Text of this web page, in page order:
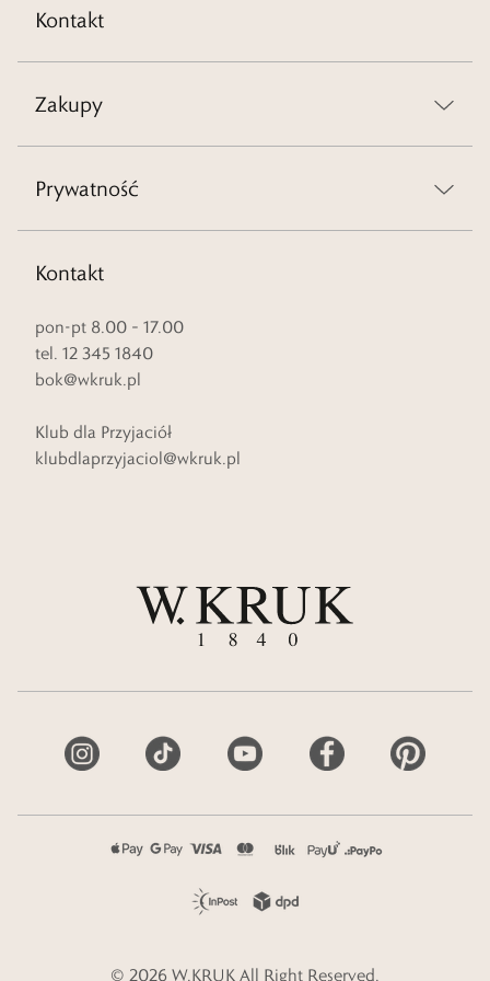
Kontakt
Zakupy
Prywatność
Kontakt
pon-pt 8.00 – 17.00
tel. 12 345 1840
bok@wkruk.pl
Klub dla Przyjaciół
klubdlaprzyjaciol@wkruk.pl
© 2026 W.KRUK All Right Reserved.